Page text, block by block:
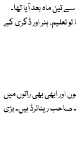
تین ماہ بعد آیا تھا۔
ہنر اور ڈگری کے
بھی کرسکتا ہوں اور ابھی بھی راتوں میں
ریٹائرڈ ہیں۔ بڑی